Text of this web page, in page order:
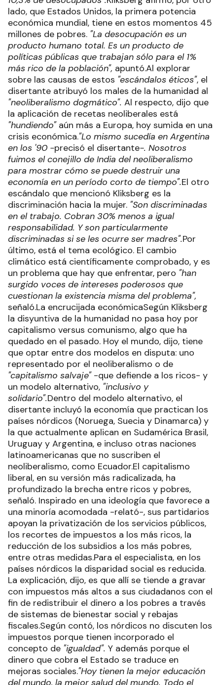
lado, que Estados Unidos, la primera potencia
económica mundial, tiene en estos momentos 45
millones de pobres. "La desocupación es un
producto humano total. Es un producto de
políticas públicas que trabajan sólo para el 1%
más rico de la población", apuntó.Al explorar
sobre las causas de estos "escándalos éticos", el
disertante atribuyó los males de la humanidad al
"neoliberalismo dogmático". Al respecto, dijo que
la aplicación de recetas neoliberales está
"hundiendo"aún más a Europa, hoy sumida en una
crisis económica."Lo mismo sucedía en Argentina
en los '90 -precisó el disertante-. Nosotros
fuimos el conejillo de India del neoliberalismo
para mostrar cómo se puede destruir una
economía en un período corto de tiempo".El otro
escándalo que mencionó Kliksberg es la
discriminación hacia la mujer. "Son discriminadas
en el trabajo. Cobran 30% menos a igual
responsabilidad. Y son particularmente
discriminadas si se les ocurre ser madres".Por
último, está el tema ecológico. El cambio
climático está científicamente comprobado, y es
un problema que hay que enfrentar, pero "han
surgido voces de intereses poderosos que
cuestionan la existencia misma del problema",
señaló.La encrucijada económicaSegún Kliksberg
la disyuntiva de la humanidad no pasa hoy por
capitalismo versus comunismo, algo que ha
quedado en el pasado. Hoy el mundo, dijo, tiene
que optar entre dos modelos en disputa: uno
representado por el neoliberalismo o de
"capitalismo salvaje"-que defiende a los ricos- y
un modelo alternativo, "inclusivo y
solidario".Dentro del modelo alternativo, el
disertante incluyó la economía que practican los
países nórdicos (Noruega, Suecia y Dinamarca) y
la que actualmente aplican en Sudamérica Brasil,
Uruguay y Argentina, e incluso otras naciones
latinoamericanas que no suscriben el
neoliberalismo, como Ecuador.El capitalismo
liberal, en su versión más radicalizada, ha
profundizado la brecha entre ricos y pobres,
señaló. Inspirado en una ideología que favorece a
una minoría acomodada -relató-, sus partidarios
apoyan la privatización de los servicios públicos,
los recortes de impuestos a los más ricos, la
reducción de los subsidios a los más pobres,
entre otras medidas.Para el especialista, en los
países nórdicos la disparidad social es reducida.
La explicación, dijo, es que allí se tiende a gravar
con impuestos más altos a sus ciudadanos con el
fin de redistribuir el dinero a los pobres a través
de sistemas de bienestar social y rebajas
fiscales.Según contó, los nórdicos no discuten los
impuestos porque tienen incorporado el
concepto de "igualdad". Y además porque el
dinero que cobra el Estado se traduce en
mejoras sociales."Hoy tienen la mejor educación
del mundo, la mejor salud del mundo. Todo el